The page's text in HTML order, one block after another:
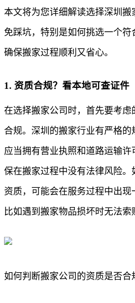
本文将为您详细解读选择深圳
免踩坑，特别是如何挑选一个符
确保搬家过程顺利又省心。
1. 资质合规？看本地可查证件
在选择搬家公司时，首先要考虑
合规。深圳的搬家行业有严格的
应当拥有营业执照和道路运输
保在搬家过程中没有法律风险。
资质，可能会在服务过程中出现
比如遇到搬家物品损坏时无法索
如何判断搬家公司的资质是否合